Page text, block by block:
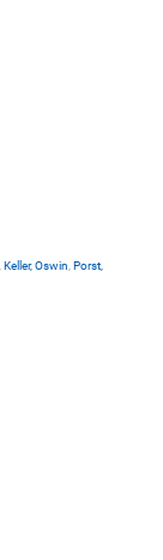
Keller, Oswin Porst,